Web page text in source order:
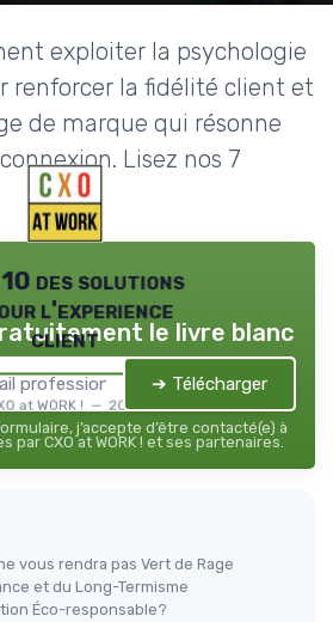
exploiter la psychologie
renforcer la fidélité client et
de marque qui résonne
Lisez nos 7
des solutions
l'experience
client
at WORK ! — 2026
le livre blanc
➔ Télécharger
j’accepte d’être contacté(e) à
par CXO at WORK ! et ses partenaires.
vous rendra pas Vert de Rage
et du Long-Termisme
Éco-responsable?